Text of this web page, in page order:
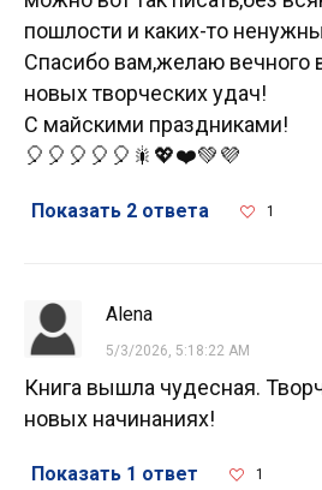
пошлости и каких-то
Спасибо вам,желаю вечного
новых творческих удач!
С майскими праздниками!
🎈🎈🎈🎈🎈🎇💖❤️💚💜
Показать 2 ответа 1
Аlena
5/3/2026, 5:18:22 AM
Книга вышла чудесная.
новых начинаниях!
Показать 1 ответ 1